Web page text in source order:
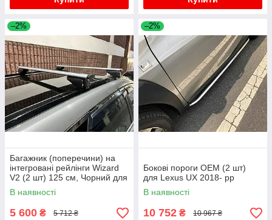
–2%
Багажник (поперечини) на
інтегровані рейлінги Wizard
V2 (2 шт) 125 см, Чорний для
Lexus UX 2018- рр
В наявності
5 600 ₴ 5 712 ₴
–2%
Бокові пороги OEM (2 шт)
для Lexus UX 2018- рр
В наявності
10 752 ₴ 10 967 ₴